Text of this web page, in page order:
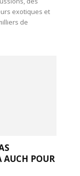
exotiques et
de
AUCH POUR